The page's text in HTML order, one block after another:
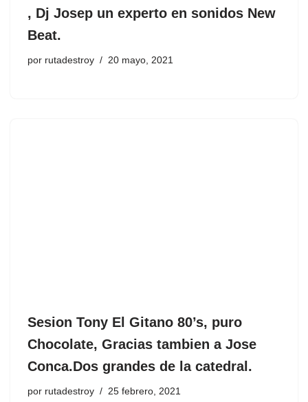
, Dj Josep un experto en sonidos New
Beat.
por rutadestroy 20 mayo, 2021
Sesion Tony El Gitano 80’s, puro
Chocolate, Gracias tambien a Jose
Conca.Dos grandes de la catedral.
por rutadestroy 25 febrero, 2021